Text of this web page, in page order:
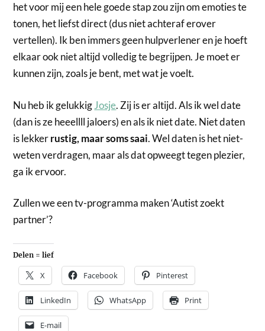
het voor mij een hele goede stap zou zijn om emoties te
tonen, het liefst direct (dus niet achteraf erover
vertellen). Ik ben immers geen hulpverlener en je hoeft
elkaar ook niet altijd volledig te begrijpen. Je moet er
kunnen zijn, zoals je bent, met wat je voelt.
Nu heb ik gelukkigJosje. Zij is er altijd. Als ik wel date
(dan is ze heeellll jaloers) en als ik niet date. Niet daten
is lekkerrustig, maar soms saai. Wel daten is het niet-
weten verdragen, maar als dat opweegt tegen plezier,
ga ik ervoor.
Zullen we een tv-programma maken ‘Autist zoekt
partner’?
Delen = lief
X Facebook Pinterest
LinkedIn WhatsApp Print
E-mail